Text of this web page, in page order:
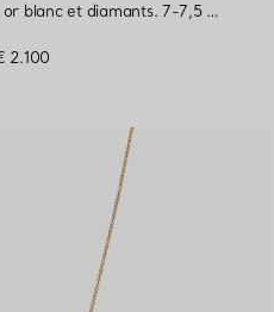
Clous d’oreilles en perles, or blanc et diamants. 7-7,5 mm.
2.100